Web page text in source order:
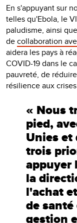
En s'appuyant sur
telles qu'Ebola, le
paludisme, ainsi
decollaboration
aidera les pays à
COVID-19 dans le
pauvreté, de
résilience aux
« Nous
pied,
Unies
trois
appuyer
la
l'achat
de
gestion